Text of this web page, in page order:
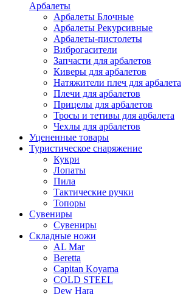
Арбалеты
Арбалеты Блочные
Арбалеты Рекурсивные
Арбалеты-пистолеты
Виброгасители
Запчасти для арбалетов
Киверы для арбалетов
Натяжители плеч для арбалета
Плечи для арбалетов
Прицелы для арбалетов
Тросы и тетивы для арбалета
Чехлы для арбалетов
Уцененные товары
Туристическое снаряжение
Кукри
Лопаты
Пила
Тактические ручки
Топоры
Сувениры
Сувениры
Складные ножи
AL Mar
Beretta
Capitan Koyama
COLD STEEL
Dew Hara